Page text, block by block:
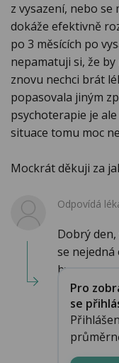
z vysazení, nebo se
dokáže efektivně
po 3 měsících po
nepamatuji si, že
znovu nechci brát
popasovala jiným
psychoterapie je
situace tomu moc
Mockrát děkuji za
Odpovídá
Dobrý
se nejedná
by...
Pro
se